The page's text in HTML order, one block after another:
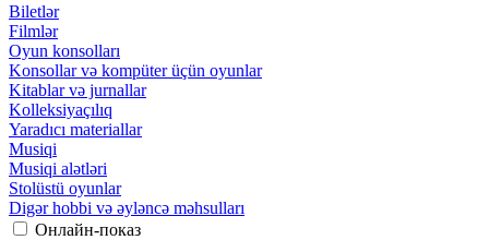
Biletlər
Filmlər
Oyun konsolları
Konsollar və kompüter üçün oyunlar
Kitablar və jurnallar
Kolleksiyaçılıq
Yaradıcı materiallar
Musiqi
Musiqi alətləri
Stolüstü oyunlar
Digər hobbi və əyləncə məhsulları
Онлайн-показ